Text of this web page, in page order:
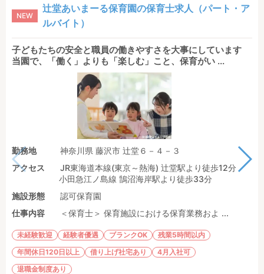
NEW
辻堂あいまーる保育園の保育士求人（パート・ア
ルバイト）
子どもたちの安全と職員の働きやすさを大事にしています
当園で、「働く」よりも「楽しむ」こと、保育がい ...
勤務地
神奈川県 藤沢市 辻堂６－４－３
アクセス
JR東海道本線(東京～熱海) 辻堂駅より徒歩12分
小田急江ノ島線 鵠沼海岸駅より徒歩33分
施設形態
認可保育園
仕事内容
＜保育士＞ 保育施設における保育業務およ ...
未経験歓迎 経験者優遇 ブランクOK
残業5時間以内
年間休日120日以上
借り上げ社宅あり
4月入社可
退職金制度あり